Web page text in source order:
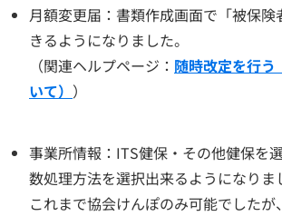
月額変更届：書類作成画面で「被保険
きるようになりました。
（関連ヘルプページ： 随時改定を行う
いて） ）
事業所情報：ITS健保・その他健保を
数処理方法を選択出来るようになりま
これまで協会けんぽのみ可能でしたが